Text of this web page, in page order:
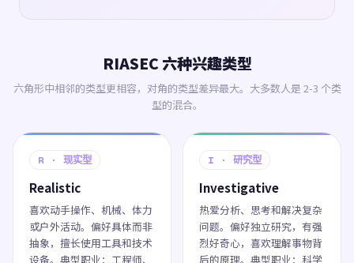
RIASEC 六种兴趣类型
六角形中相邻的类型更相容，对角的类型差异最大。大多数人是 2-3 个类
型的混合。
R · 现实型
Realistic
喜欢动手操作、机械、体力
或户外活动。偏好具体而非
抽象，擅长使用工具和技术
设备。典型职业：工程师、
I · 研究型
Investigative
热爱分析、思考和解决复杂
问题。偏好独立研究，有强
烈好奇心，喜欢理解事物背
后的原理。典型职业：科学